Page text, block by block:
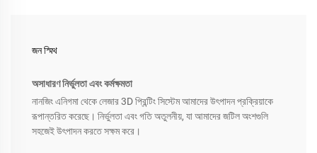
জন স্মিথ
অসাধারণ নির্ভুলতা এবং কর্মক্ষমতা
নানজিং এনিগমা থেকে লেজার 3D প্রিন্টিং সিস্টেম আমাদের উৎপাদন প্রক্রিয়াকে
রূপান্তরিত করেছে। নির্ভুলতা এবং গতি অতুলনীয়, যা আমাদের জটিল অংশগুলি
সহজেই উৎপাদন করতে সক্ষম করে।